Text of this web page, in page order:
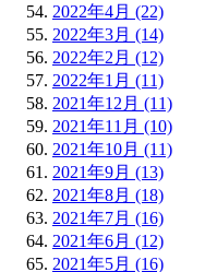
2022年4月 (22)
2022年3月 (14)
2022年2月 (12)
2022年1月 (11)
2021年12月 (11)
2021年11月 (10)
2021年10月 (11)
2021年9月 (13)
2021年8月 (18)
2021年7月 (16)
2021年6月 (12)
2021年5月 (16)